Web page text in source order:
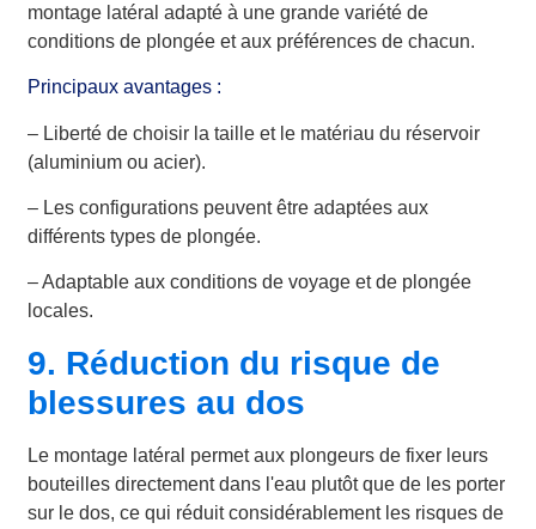
montage latéral adapté à une grande variété de
conditions de plongée et aux préférences de chacun.
Principaux avantages :
– Liberté de choisir la taille et le matériau du réservoir
(aluminium ou acier).
– Les configurations peuvent être adaptées aux
différents types de plongée.
– Adaptable aux conditions de voyage et de plongée
locales.
9. Réduction du risque de
blessures au dos
Le montage latéral permet aux plongeurs de fixer leurs
bouteilles directement dans l'eau plutôt que de les porter
sur le dos, ce qui réduit considérablement les risques de